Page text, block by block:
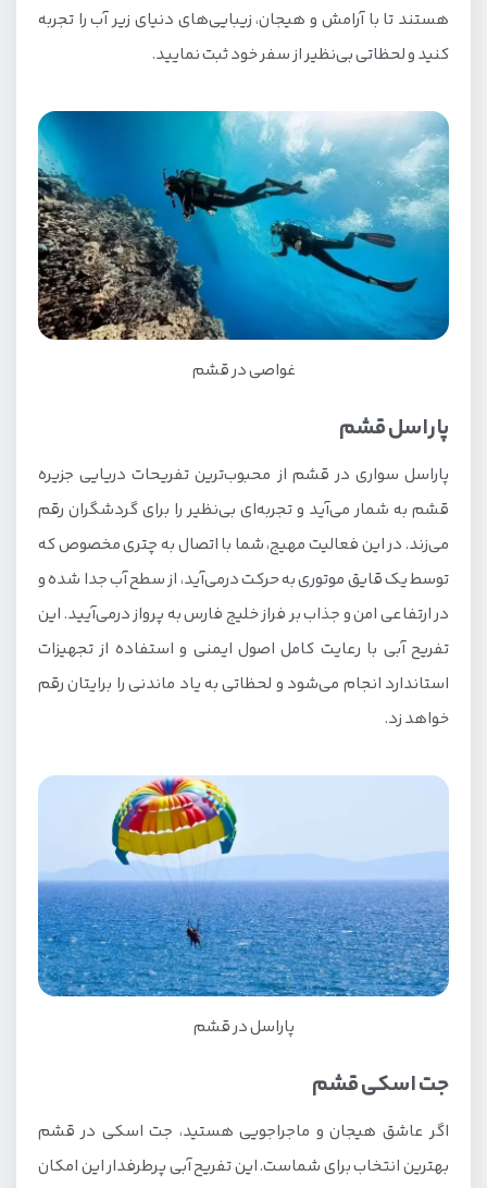
پارک آبی قشم
شهربازی قشم
آکواریوم پروانه طلایی قشم
کلوپ تفریحات دریایی قشم
پارک کروکودیل قشم
باغ موزه گیاه شناسی قشم
اجاره خودرو در قشم
اتاق فرار در قشم
جاهای تفریحی قشم برای کودکان
تفریحات رایگان قشم
تفریحات ارزان قشم
تفریحات لاکچری قشم
تفریحات قشم در تابستان
تفریحات قشم در زمستان
هستند تا با آرامش و هیجان، زیبایی‌های دنیای زیر آب را تجربه
کنید و لحظاتی بی‌نظیر از سفر خود ثبت نمایید.
غواصی در قشم
پاراسل قشم
پاراسل سواری در قشم از محبوب‌ترین تفریحات دریایی جزیره
قشم به شمار می‌آید و تجربه‌ای بی‌نظیر را برای گردشگران رقم
می‌زند. در این فعالیت مهیج، شما با اتصال به چتری مخصوص که
توسط یک قایق موتوری به حرکت درمی‌آید، از سطح آب جدا شده و
در ارتفاعی امن و جذاب بر فراز خلیج فارس به پرواز درمی‌آیید. این
تفریح آبی با رعایت کامل اصول ایمنی و استفاده از تجهیزات
استاندارد انجام می‌شود و لحظاتی به یاد ماندنی را برایتان رقم
خواهد زد.
پاراسل در قشم
جت اسکی قشم
اگر عاشق هیجان و ماجراجویی هستید، جت اسکی در قشم
بهترین انتخاب برای شماست. این تفریح آبی پرطرفدار این امکان